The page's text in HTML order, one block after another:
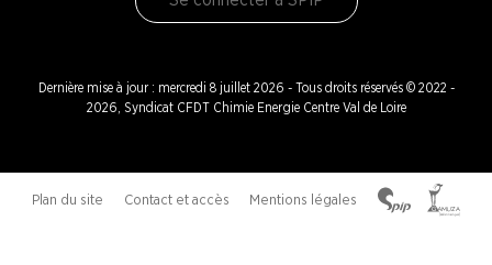
Dernière mise à jour : mercredi 8 juillet 2026 - Tous droits réservés © 2022 -
2026, Syndicat CFDT Chimie Energie Centre Val de Loire
Plan du site Contact et accès Mentions légales